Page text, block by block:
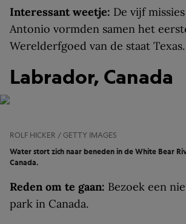
Interessant weetje: De vijf
Antonio vormden samen het
Werelderfgoed van de staat Texas.
Labrador, Canada
ROLF HICKER / GETTY IMAGES
Water stort zich naar beneden in de White Bear
Canada.
Reden om te gaan: Bezoek een
park in Canada.